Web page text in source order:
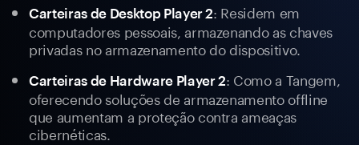
Carteiras de Desktop Player 2: Residem em
computadores pessoais, armazenando as chaves
privadas no armazenamento do dispositivo.
Carteiras de Hardware Player 2: Como a Tangem,
oferecendo soluções de armazenamento offline
que aumentam a proteção contra ameaças
cibernéticas.